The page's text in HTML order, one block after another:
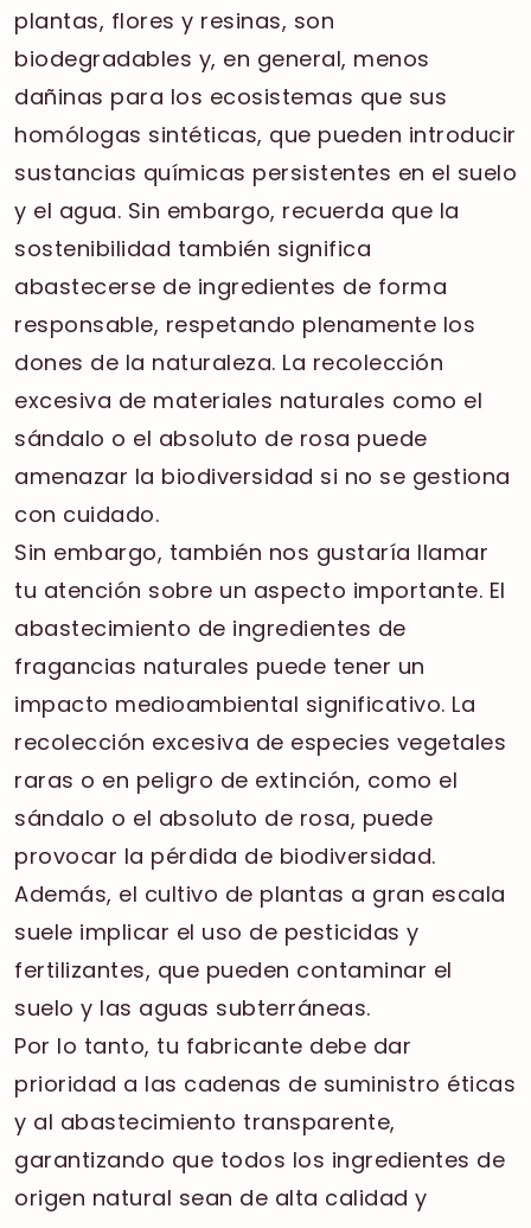
plantas, flores y resinas, son
biodegradables y, en general, menos
dañinas para los ecosistemas que sus
homólogas sintéticas, que pueden introducir
sustancias químicas persistentes en el suelo
y el agua. Sin embargo, recuerda que la
sostenibilidad también significa
abastecerse de ingredientes de forma
responsable, respetando plenamente los
dones de la naturaleza. La recolección
excesiva de materiales naturales como el
sándalo o el absoluto de rosa puede
amenazar la biodiversidad si no se gestiona
con cuidado.
Sin embargo, también nos gustaría llamar
tu atención sobre un aspecto importante. El
abastecimiento de ingredientes de
fragancias naturales puede tener un
impacto medioambiental significativo. La
recolección excesiva de especies vegetales
raras o en peligro de extinción, como el
sándalo o el absoluto de rosa, puede
provocar la pérdida de biodiversidad.
Además, el cultivo de plantas a gran escala
suele implicar el uso de pesticidas y
fertilizantes, que pueden contaminar el
suelo y las aguas subterráneas.
Por lo tanto, tu fabricante debe dar
prioridad a las cadenas de suministro éticas
y al abastecimiento transparente,
garantizando que todos los ingredientes de
origen natural sean de alta calidad y